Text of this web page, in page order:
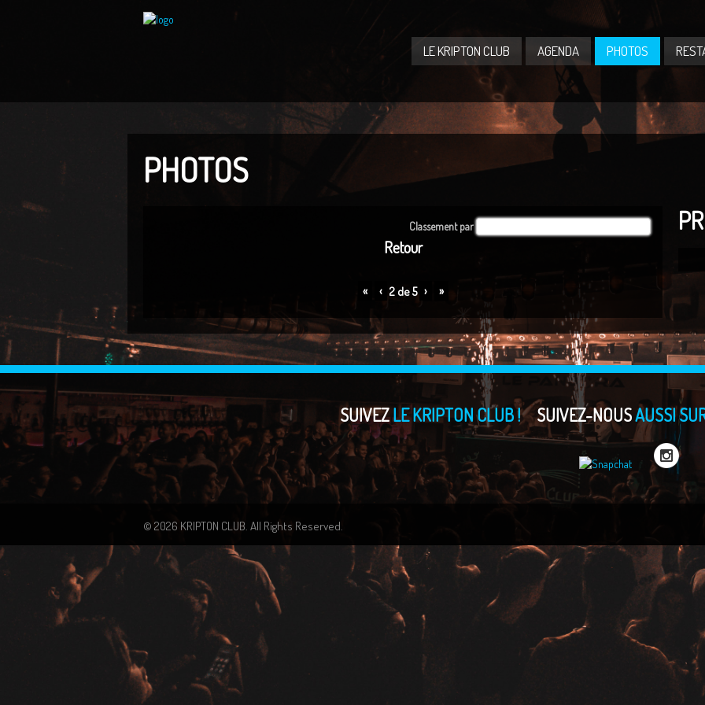
LE KRIPTON CLUB AGENDA PHOTOS
PHOTOS
Classement par
Retour
« ‹ 2de5 › »
SUIVEZLE KRIPTON CLUB ! SUIVEZ-NOUSAUSSI
© 2026 KRIPTON CLUB. All Rights Reserved.